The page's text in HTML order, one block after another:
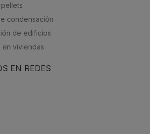
condensación
de edificios
en viviendas
EN REDES